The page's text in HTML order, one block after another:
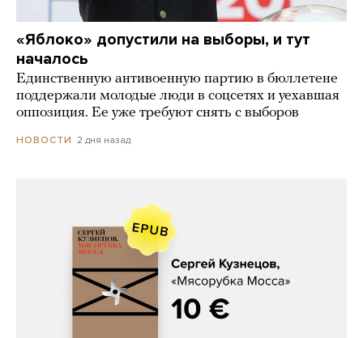
«Яблоко» допустили на выборы, и тут
началось
Единственную антивоенную партию в бюллетене
поддержали молодые люди в соцсетях и уехавшая
оппозиция. Ее уже требуют снять с выборов
НОВОСТИ 2 дня назад